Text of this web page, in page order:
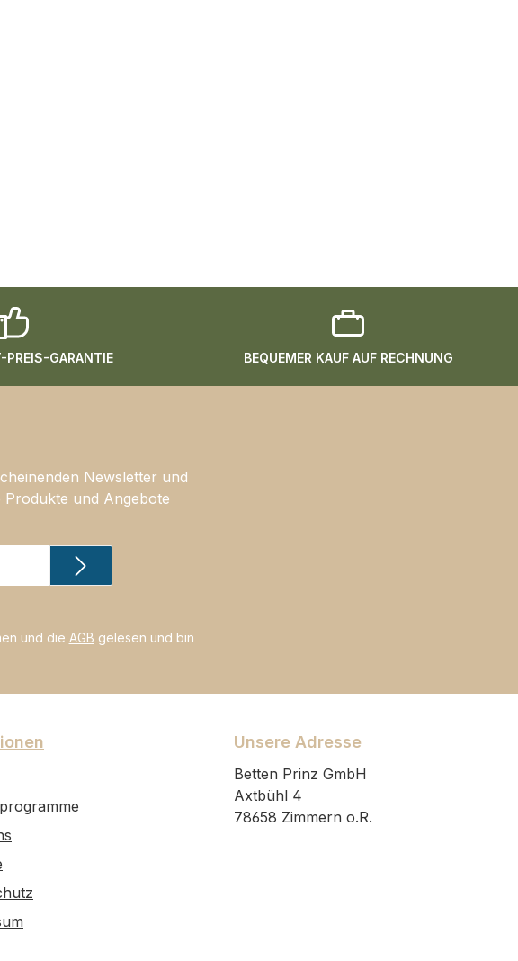
PREIS-GARANTIE BEQUEMER KAUF AUF RECHNUNG
Newsletter und
und Angebote
und die AGB gelesen und bin
Unsere Adresse
Betten Prinz GmbH
Axtbühl 4
78658 Zimmern o.R.